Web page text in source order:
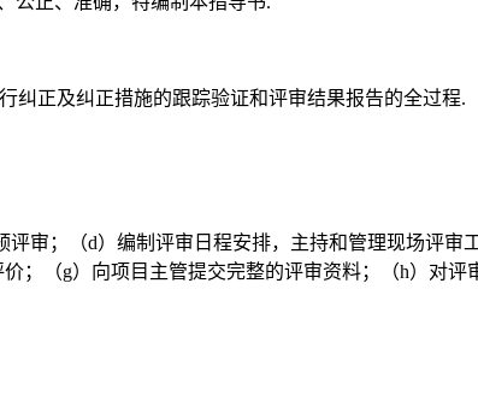
纠正及纠正措施的跟踪验证和评审结果报告的全过程.
审；（d）编制评审日程安排，主持和管理现场评审
；（g）向项目主管提交完整的评审资料；（h）对评